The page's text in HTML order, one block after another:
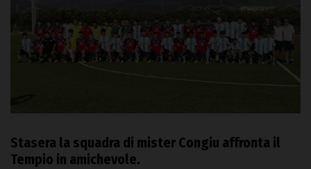
Stasera la squadra di mister Congiu affronta il
Tempio in amichevole.